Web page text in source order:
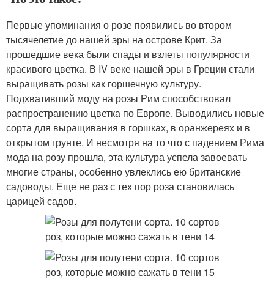
Первые упоминания о розе появились во втором
тысячелетие до нашей эры на острове Крит. За
прошедшие века были спады и взлеты популярности
красивого цветка. В IV веке нашей эры в Греции стали
выращивать розы как горшечную культуру.
Подхвативший моду на розы Рим способствовал
распространению цветка по Европе. Выводились новые
сорта для выращивания в горшках, в оранжереях и в
открытом грунте. И несмотря на то что с падением Рима
мода на розу прошла, эта культура успела завоевать
многие страны, особенно увлеклись ею британские
садоводы. Еще не раз с тех пор роза становилась
царицей садов.